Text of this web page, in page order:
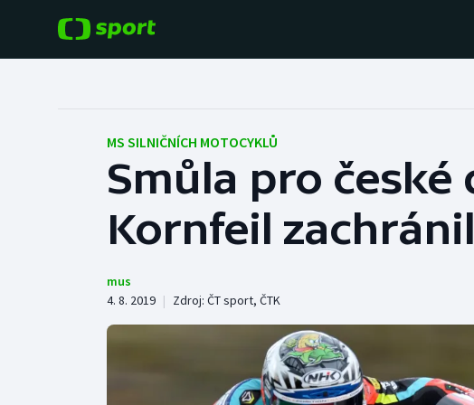
Hokej
Tenis
Cyklistika
Baseball a softbal
Basketbal
Boby a skeleton
Box
MS SILNIČNÍCH MOTOCYKLŮ
Smůla pro české
Kornfeil
mus
4. 8. 2019 | Zdroj: ČT sport, ČTK